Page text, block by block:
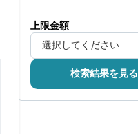
上限金額
検索結果を見る